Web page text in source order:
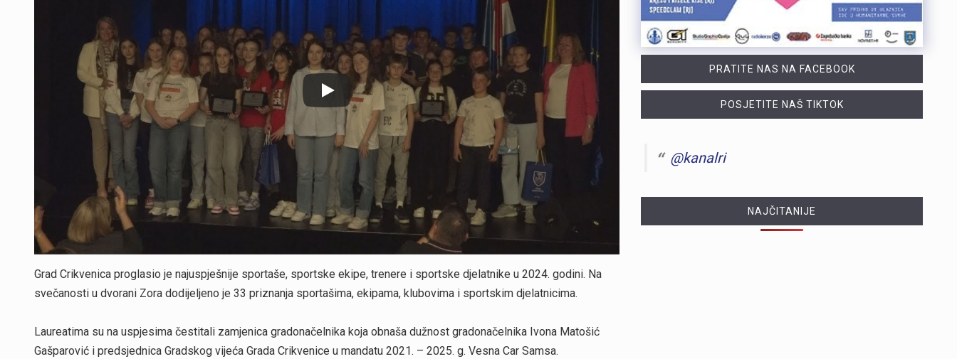
Grad Crikvenica proglasio je najuspješnije sportaše, sportske ekipe, trenere i sportske djelatnike u 2024. godini. Na
svečanosti u dvorani Zora dodijeljeno je 33 priznanja sportašima, ekipama, klubovima i sportskim djelatnicima.
Laureatima su na uspjesima čestitali zamjenica gradonačelnika koja obnaša dužnost gradonačelnika Ivona Matošić
Gašparović i predsjednica Gradskog vijeća Grada Crikvenice u mandatu 2021. – 2025. g. Vesna Car Samsa.
PRATITE NAS NA FACEBOOK
POSJETITE NAŠ TIKTOK
@kanalri
NAJČITANIJE